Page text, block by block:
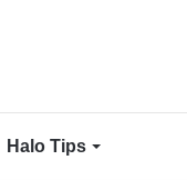
Halo Tips